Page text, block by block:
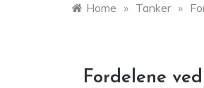
Home » Tanker »
Fordelene